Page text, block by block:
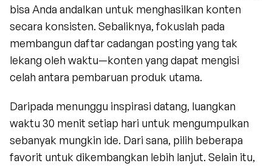
bisa Anda andalkan untuk menghasilkan konten
secara konsisten. Sebaliknya, fokuslah pada
membangun daftar cadangan posting yang tak
lekang oleh waktu—konten yang dapat mengisi
celah antara pembaruan produk utama.
Daripada menunggu inspirasi datang, luangkan
waktu 30 menit setiap hari untuk mengumpulkan
sebanyak mungkin ide. Dari sana, pilih beberapa
favorit untuk dikembangkan lebih lanjut. Selain itu,